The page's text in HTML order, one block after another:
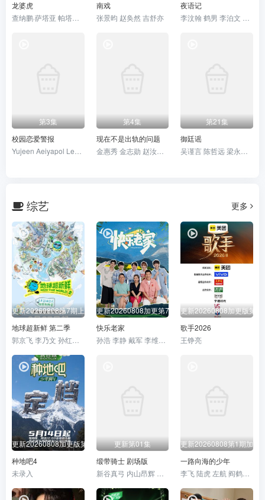
龙婆虎
南戏
张景昀 赵奂然 吉舒亦
夜语记
第3集
校园恋爱警报
第4集
现在不是出轨的问题
金惠秀 金志勋 赵汝贞 金宰澈
第21集
御廷谣
综艺 更多
更新20260808第7期上
地球超新鲜 第二季
更新20260808加更第7期
快乐老家
孙浩 李静 戴军 李维嘉 沈凌 吴昕 武艺 高旭
更新20260808加更版第
歌手2026
王铮亮
更新20260808加更版第13期
种地吧4
未录入
更新第01集
缎带骑士 剧场版
更新20260808第1期加更
一路向海的少年